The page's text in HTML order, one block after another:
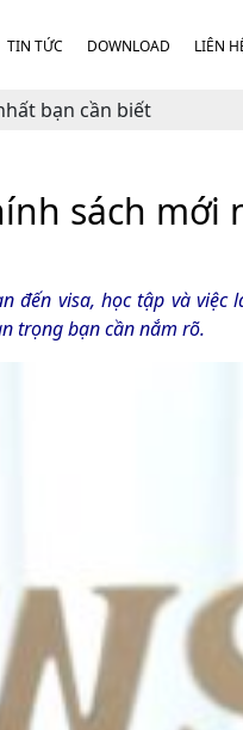
TIN TỨC DOWNLOAD LIÊN
bạn cần biết
sách mới
đến visa, học tập và việc
trọng bạn cần nắm rõ.